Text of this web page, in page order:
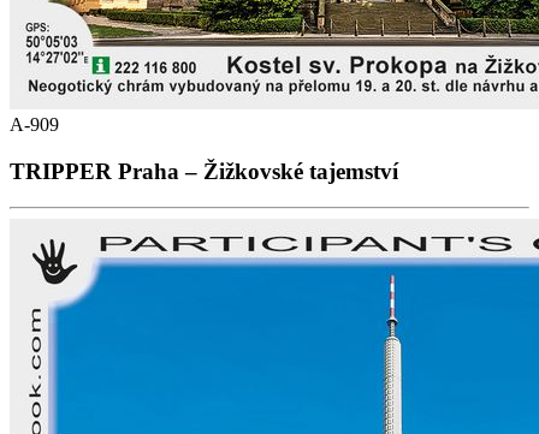
A-909
TRIPPER Praha – Žižkovské tajemství